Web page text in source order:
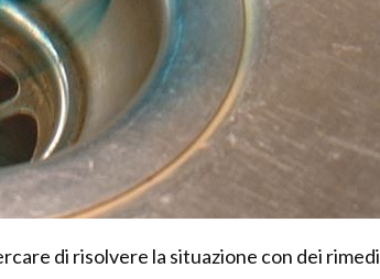
di risolvere la situazione con dei rimedi